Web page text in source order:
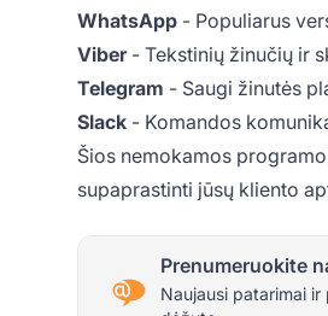
WhatsApp - Populiarus
Viber- Tekstinių žinučių ir
Telegram - Saugi žinutės
Slack - Komandos
Šios nemokamos
supaprastinti jūsų kliento
Prenumeruokite
Naujausi patarimai